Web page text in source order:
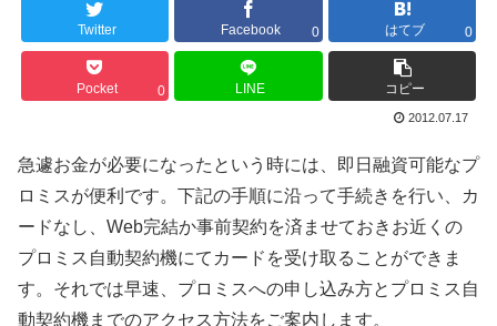
Twitter Facebook 0 はてブ 0
Pocket 0 LINE コピー
2012.07.17
急遽お金が必要になったという時には、即日融資可能なプ
ロミスが便利です。下記の手順に沿って手続きを行い、カ
ードなし、Web完結か事前契約を済ませておきお近くの
プロミス自動契約機にてカードを受け取ることができま
す。それでは早速、プロミスへの申し込み方とプロミス自
動契約機までのアクセス方法をご案内します。